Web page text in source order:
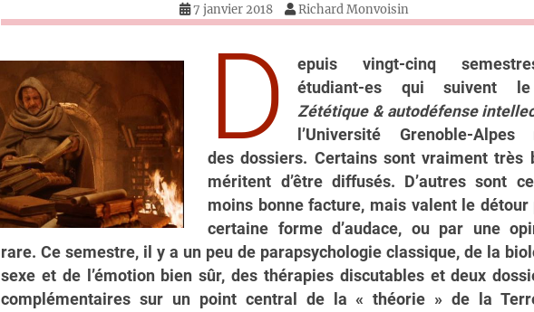
7 janvier 2018 Richard Monvoisin
D
epuis vingt-cinq
étudiant-es qui suivent
Zététique & autodéfense
l’Université Grenoble-Alpes
des dossiers. Certains sont vraiment très
méritent d’être diffusés. D’autres sont
moins bonne facture, mais valent le détour
certaine forme d’audace, ou par une
rare. Ce semestre, il y a un peu de parapsychologie classique, de la
sexe et de l’émotion bien sûr, des thérapies discutables et deux
complémentaires sur un point central de la « théorie » de la